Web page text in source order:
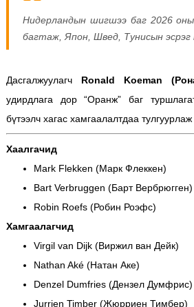
Нидерландын шигшээ баг 2026
багтаж, Япон, Швед, Тунисын эсрэг
Дасгалжуулагч Ronald Koeman
удирдлага дор “Оранж” баг
бүтээлч хагас хамгаалалтдаа тулгуурлаж
Хаалгачид
Mark Flekken (Марк Флеккен)
Bart Verbruggen (Барт Вербрюгген)
Robin Roefs (Робин Роэфс)
Хамгаалагчид
Virgil van Dijk (Виржил ван Дейк)
Nathan Aké (Натан Аке)
Denzel Dumfries (Дензел Думфрис)
Jurrien Timber (Жюрриен Тимбер)